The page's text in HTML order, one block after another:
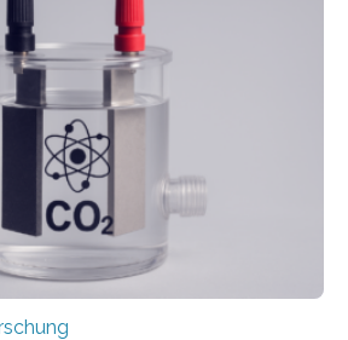
währenddessen? Und vor
ob Menschen im Team mit
sprechen als im Team mit
so die Sprachwissenschaftlerin
Stockhammer von der